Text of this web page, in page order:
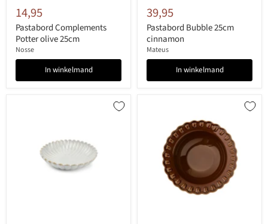
14,95
Pastabord Complements
Potter olive 25cm
Nosse
In winkelmand
39,95
Pastabord Bubble 25cm
cinnamon
Mateus
In winkelmand